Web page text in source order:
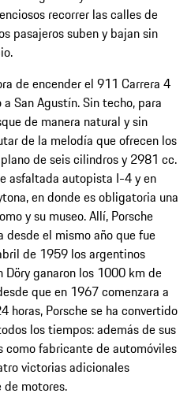
recorrer las calles de
pasajeros suben y bajan sin
de encender el 911 Carrera 4
San Agustín. Sin techo, para
de manera natural y sin
de la melodía que ofrecen los
de seis cilindros y 2981 cc.
asfaltada autopista I-4 y en
en donde es obligatoria una
y su museo. Allí, Porsche
el mismo año que fue
de 1959 los argentinos
Döry ganaron los 1000 km de
que en 1967 comenzara a
horas, Porsche se ha convertido
los tiempos: además de sus
como fabricante de automóviles
victorias adicionales
motores.